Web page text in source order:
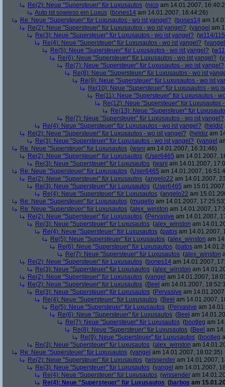
Re(2): Neue "Supersteuer" für Luxusautos (nico am 14.01.2007,
Auto ist sowieso ein Luxus (bones14 am 14.01.2007, 16:44:26)
Re: Neue "Supersteuer" für Luxusautos - wo ist yangel? (bones14 am
Re(2): Neue "Supersteuer" für Luxusautos - wo ist yangel? (yangel am
Re(3): Neue "Supersteuer" für Luxusautos - wo ist yangel? (w114/115
Re(4): Neue "Supersteuer" für Luxusautos - wo ist yangel? (yangel
Re(5): Neue "Supersteuer" für Luxusautos - wo ist yangel? (
Re(6): Neue "Supersteuer" für Luxusautos - wo ist yangel? (
Re(7): Neue "Supersteuer" für Luxusautos - wo ist yangel?
Re(8): Neue "Supersteuer" für Luxusautos - wo ist
Re(9): Neue "Supersteuer" für Luxusautos - wo ist
Re(10): Neue "Supersteuer" für Luxusautos - wo
Re(11): Neue "Supersteuer" für Luxusautos -
Re(12): Neue "Supersteuer" für Luxusautos
Re(13): Neue "Supersteuer" für
Re(7): Neue "Supersteuer" für Luxusautos - wo ist yangel?
Re(4): Neue "Supersteuer" für Luxusautos - wo ist yangel? (heldiz
Re(2): Neue "Supersteuer" für Luxusautos - wo ist yangel? (heldiz am
Re(3): Neue "Supersteuer" für Luxusautos - wo ist yangel? (yangel
Re: Neue "Supersteuer" für Luxusautos (wani am 14.01.2007, 16:31:46)
Re(2): Neue "Supersteuer" für Luxusautos (User6465 am 14.01.2007,
Re(3): Neue "Supersteuer" für Luxusautos (wani am 14.01.2007,
Re: Neue "Supersteuer" für Luxusautos (User6465 am 14.01.2007,
Re(2): Neue "Supersteuer" für Luxusautos (angelo22 am 14.01.2007,
Re(3): Neue "Supersteuer" für Luxusautos (User6465 am
Re(4): Neue "Supersteuer" für Luxusautos (angelo22 am
Re: Neue "Supersteuer" für Luxusautos (mugello am 14.01.2007,
Re: Neue "Supersteuer" für Luxusautos (alex_winston am 14.01.2007,
Re(2): Neue "Supersteuer" für Luxusautos (Pervasive am 14.01.2007,
Re(3): Neue "Supersteuer" für Luxusautos (alex_winston am
Re(4): Neue "Supersteuer" für Luxusautos (patos am 14.01.2007,
Re(5): Neue "Supersteuer" für Luxusautos (alex_winston am
Re(6): Neue "Supersteuer" für Luxusautos (patos am
Re(7): Neue "Supersteuer" für Luxusautos (alex_winston
Re(2): Neue "Supersteuer" für Luxusautos (bones14 am 14.01.2007,
Re(3): Neue "Supersteuer" für Luxusautos (alex_winston am
Re(2): Neue "Supersteuer" für Luxusautos (yangel am 14.01.2007,
Re(2): Neue "Supersteuer" für Luxusautos (Beel am 14.01.2007,
Re(3): Neue "Supersteuer" für Luxusautos (Pervasive am
Re(4): Neue "Supersteuer" für Luxusautos (Beel am 14.01.2007,
Re(5): Neue "Supersteuer" für Luxusautos (Pervasive am
Re(6): Neue "Supersteuer" für Luxusautos (Beel am
Re(7): Neue "Supersteuer" für Luxusautos (bootleg am
Re(8): Neue "Supersteuer" für Luxusautos (Beel am
Re(9): Neue "Supersteuer" für Luxusautos (bootleg
Re(3): Neue "Supersteuer" für Luxusautos (alex_winston am
Re: Neue "Supersteuer" für Luxusautos (yangel am 14.01.2007, 18:02:35)
Re(2): Neue "Supersteuer" für Luxusautos (wissender am 14.01.2007,
Re(3): Neue "Supersteuer" für Luxusautos (yangel am 14.01.2007,
Re(4): Neue "Supersteuer" für Luxusautos (wissender am
Re(4): Neue "Supersteuer" für Luxusautos (barbos am